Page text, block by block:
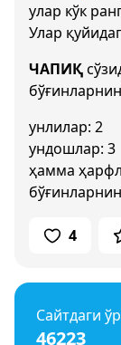
улар кўк
Улар
ЧАПИҚ
унлилар: 2
ундошлар: 3
ҳамма
4
Сайтдаги
46223